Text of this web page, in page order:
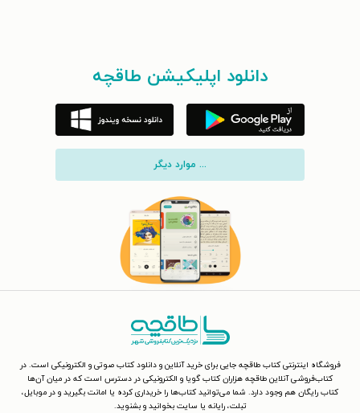
دانلود اپلیکیشن طاقچه
... موارد دیگر
فروشگاه اینترنتی کتاب طاقچه جایی برای خرید آنلاین و دانلود کتاب صوتی و الکترونیکی است. در
کتاب‌فروشی آنلاین طاقچه هزاران کتاب گویا و الکترونیکی در دسترس است که در میان آن‌ها
کتاب رایگان هم وجود دارد. شما می‌توانید کتاب‌ها را خریداری کرده یا امانت بگیرید و در موبایل،
تبلت، رایانه یا سایت بخوانید و بشنوید.